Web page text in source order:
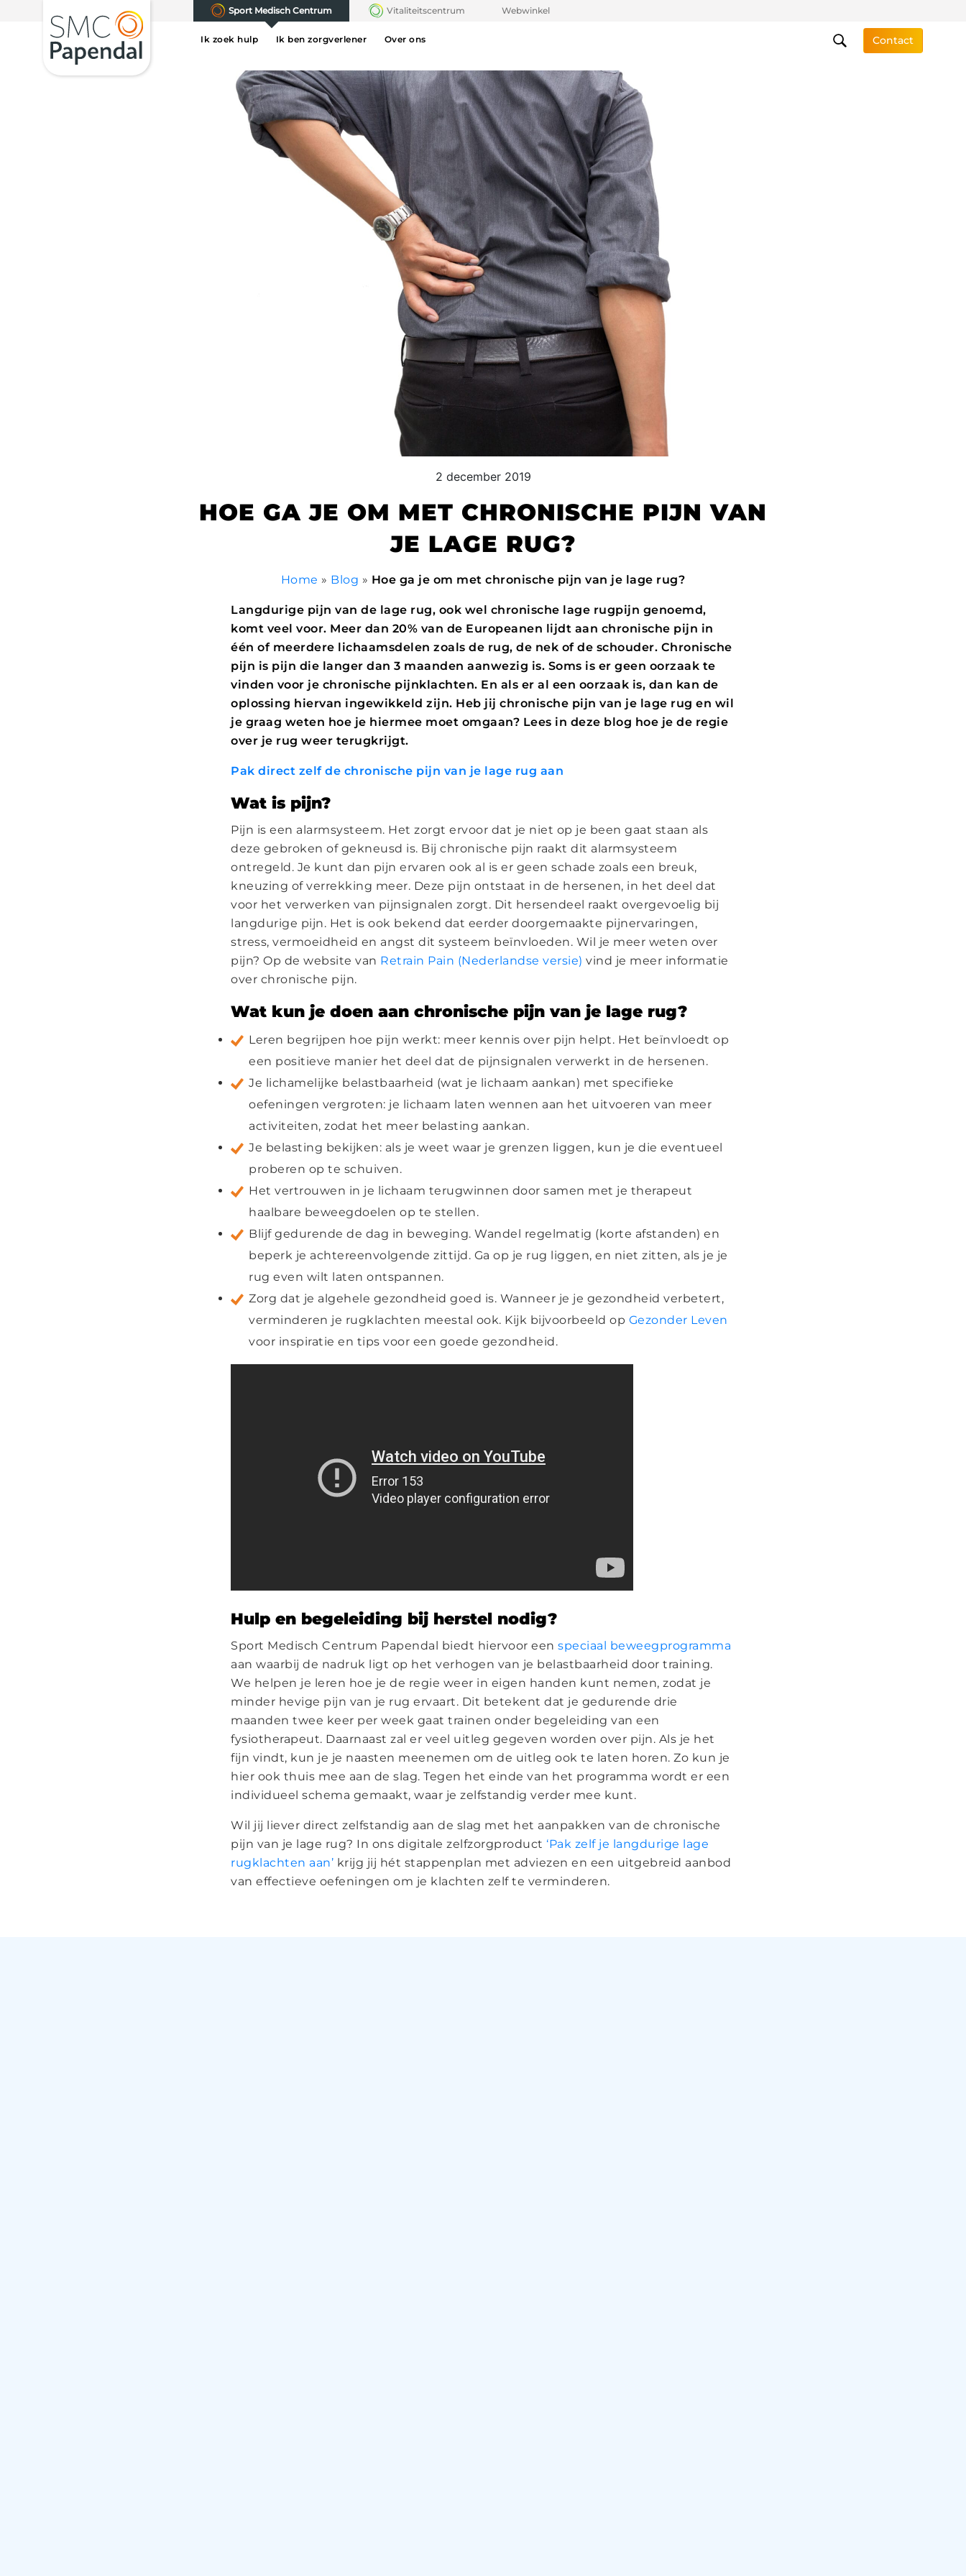
Sport Medisch Centrum Vitaliteitscentrum Webwinkel
Ik zoek hulp Ik ben zorgverlener Over ons Contact
2 december 2019
HOE GA JE OM MET CHRONISCHE PIJN VAN
JE LAGE RUG?
Home » Blog » Hoe ga je om met chronische pijn van je lage rug?
Langdurige pijn van de lage rug, ook wel chronische lage rugpijn genoemd,
komt veel voor. Meer dan 20% van de Europeanen lijdt aan chronische pijn in
één of meerdere lichaamsdelen zoals de rug, de nek of de schouder. Chronische
pijn is pijn die langer dan 3 maanden aanwezig is. Soms is er geen oorzaak te
vinden voor je chronische pijnklachten. En als er al een oorzaak is, dan kan de
oplossing hiervan ingewikkeld zijn. Heb jij chronische pijn van je lage rug en wil
je graag weten hoe je hiermee moet omgaan? Lees in deze blog hoe je de regie
over je rug weer terugkrijgt.
Pak direct zelf de chronische pijn van je lage rug aan
Wat is pijn?
Pijn is een alarmsysteem. Het zorgt ervoor dat je niet op je been gaat staan als
deze gebroken of gekneusd is. Bij chronische pijn raakt dit alarmsysteem
ontregeld. Je kunt dan pijn ervaren ook al is er geen schade zoals een breuk,
kneuzing of verrekking meer. Deze pijn ontstaat in de hersenen, in het deel dat
voor het verwerken van pijnsignalen zorgt. Dit hersendeel raakt overgevoelig bij
langdurige pijn. Het is ook bekend dat eerder doorgemaakte pijnervaringen,
stress, vermoeidheid en angst dit systeem beïnvloeden. Wil je meer weten over
pijn? Op de website van Retrain Pain (Nederlandse versie) vind je meer informatie
over chronische pijn.
Wat kun je doen aan chronische pijn van je lage rug?
Leren begrijpen hoe pijn werkt: meer kennis over pijn helpt. Het beïnvloedt op
een positieve manier het deel dat de pijnsignalen verwerkt in de hersenen.
Je lichamelijke belastbaarheid (wat je lichaam aankan) met specifieke
oefeningen vergroten: je lichaam laten wennen aan het uitvoeren van meer
activiteiten, zodat het meer belasting aankan.
Je belasting bekijken: als je weet waar je grenzen liggen, kun je die eventueel
proberen op te schuiven.
Het vertrouwen in je lichaam terugwinnen door samen met je therapeut
haalbare beweegdoelen op te stellen.
Blijf gedurende de dag in beweging. Wandel regelmatig (korte afstanden) en
beperk je achtereenvolgende zittijd. Ga op je rug liggen, en niet zitten, als je je
rug even wilt laten ontspannen.
Zorg dat je algehele gezondheid goed is. Wanneer je je gezondheid verbetert,
verminderen je rugklachten meestal ook. Kijk bijvoorbeeld op Gezonder Leven
voor inspiratie en tips voor een goede gezondheid.
Hulp en begeleiding bij herstel nodig?
Sport Medisch Centrum Papendal biedt hiervoor eenspeciaal beweegprogramma
aan waarbij de nadruk ligt op het verhogen van je belastbaarheid door training.
We helpen je leren hoe je de regie weer in eigen handen kunt nemen, zodat je
minder hevige pijn van je rug ervaart. Dit betekent dat je gedurende drie
maanden twee keer per week gaat trainen onder begeleiding van een
fysiotherapeut. Daarnaast zal er veel uitleg gegeven worden over pijn. Als je het
fijn vindt, kun je je naasten meenemen om de uitleg ook te laten horen. Zo kun je
hier ook thuis mee aan de slag. Tegen het einde van het programma wordt er een
individueel schema gemaakt, waar je zelfstandig verder mee kunt.
Wil jij liever direct zelfstandig aan de slag met het aanpakken van de chronische
pijn van je lage rug? In ons digitale zelfzorgproduct ‘Pak zelf je langdurige lage
rugklachten aan’ krijg jij hét stappenplan met adviezen en een uitgebreid aanbod
van effectieve oefeningen om je klachten zelf te verminderen.